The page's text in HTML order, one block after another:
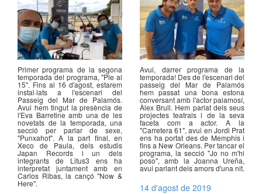
Primer programa de la segona
temporada del programa, "Ple al
15". Fins al 16 d'agost, estarem
instal·lats a l'escenari del
Passeig del Mar de Palamós.
Avui hem tingut la presència de
l'Eva Barretine amb una de les
novetats de la temporada, una
secció per parlar de sexe,
"Punxahot". A la part final, en
Xeco de Paula, dels estudis
Japan Records i un dels
integrants de Litus3 ens ha
interpretat juntament amb en
Carlos Ribas, la cançó "Now &
Here".
Avui, darrer programa de la
temporada! Des de l'escenari del
passeig del Mar de Palamós
hem passat una bona estona
conversant amb l'actor palamosí,
Àlex Brull. Hem parlat dels seus
projectes teatrals i de la seva
faceta com a actor. A la
"Carretera 61", avui en Jordi Prat
ens ha portat des de Memphis i
fins a New Orleans. Per tancar el
programa, la secció "Jo no m'hi
poso", amb la Joanna Ureña,
avui parlant dels amors d'una nit.
14 d'agost de 2019